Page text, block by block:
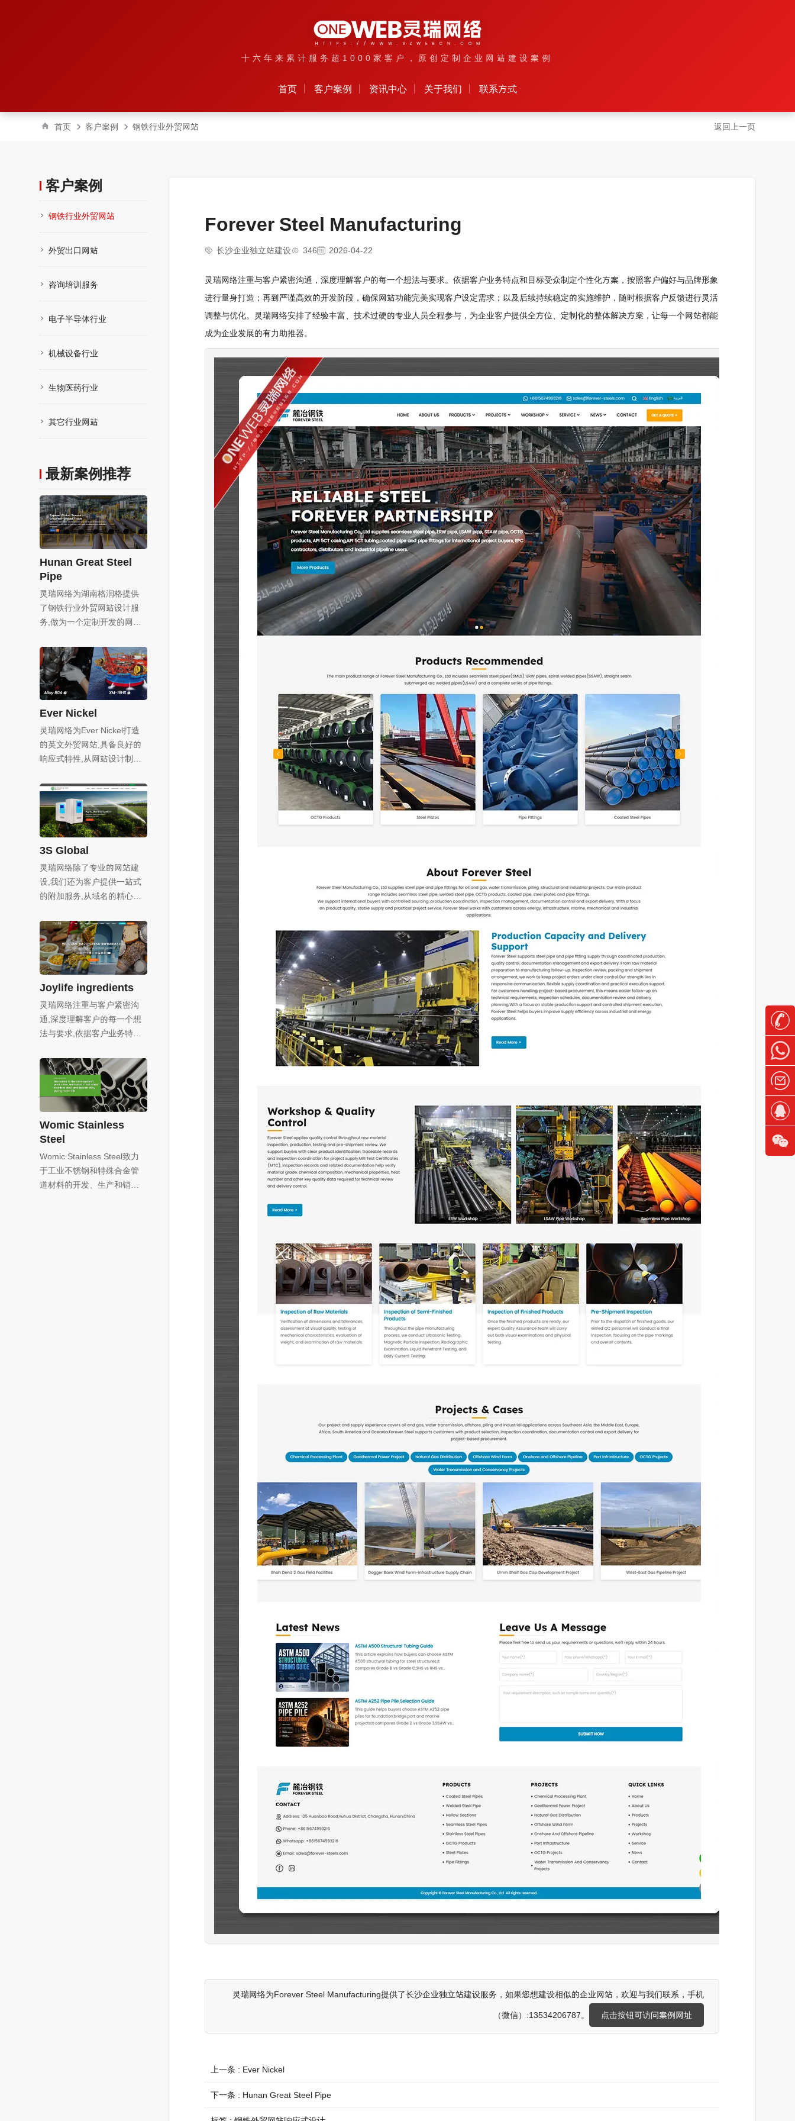
十六年来累计服务超1000家客户，原创定制企业网站建设案例
首页 客户案例 资讯中心 关于我们 联系方式
返回上一页
首页 客户案例 钢铁行业外贸网站
客户案例
钢铁行业外贸网站
外贸出口网站
咨询培训服务
电子半导体行业
机械设备行业
生物医药行业
其它行业网站
最新案例推荐
Hunan Great Steel
Pipe
灵瑞网络为湖南格润格提供
了钢铁行业外贸网站设计服
务,做为一个定制开发的网站,
都充分突出了公司的产品特
点和公司实力,针对此网站产
品的特殊性,产品展示页面也
做了个性化的设计,方便客户
从不同的角度充分了解产品
Ever Nickel
灵瑞网络为Ever Nickel打造
的英文外贸网站,具备良好的
响应式特性,从网站设计制作
业网站管家与客户一对一贴
心服务,更在网站功能上精益
求精,
3S Global
灵瑞网络除了专业的网站建
设,我们还为客户提供一站式
的附加服务,从域名的精心挑
的配置与部署,再到高效内容
分发网络（CDN）的搭建,我
们全程跟进,确保网站的稳定
运行和快速访问,无论客户身
处何地,都能享受到流畅、便
捷的网站服务,有效提升企业
在国际市场的竞争力,
Joylife ingredients
灵瑞网络注重与客户紧密沟
通,深度理解客户的每一个想
法与要求,依据客户业务特点
按照客户偏好与品牌形象进
行量身打造；再到严谨高效
的开发阶段,确保网站功能完
美实现客户设定需求；以及
后续持续稳定的实施维护,随
时根据客户反馈进行灵活调
整与优化,灵瑞网络安排了经
验丰富、技术过硬的专业人
员全程参与,为企业客户提供
全方位、定制化的整体解决
Womic Stainless
Steel
Womic Stainless Steel致力
于工业不锈钢和特殊合金管
道材料的开发、生产和销售,
Forever Steel Manufacturing
长沙企业独立站建设 346 2026-04-22
灵瑞网络注重与客户紧密沟通，深度理解客户的每一个想法与要求。依据客户业务特点和目标受众制定个性化方案，按照客户偏好与品牌形象
进行量身打造；再到严谨高效的开发阶段，确保网站功能完美实现客户设定需求；以及后续持续稳定的实施维护，随时根据客户反馈进行灵活
调整与优化。灵瑞网络安排了经验丰富、技术过硬的专业人员全程参与，为企业客户提供全方位、定制化的整体解决方案，让每一个网站都能
成为企业发展的有力助推器。
灵瑞网络为Forever Steel Manufacturing提供了长沙企业独立站建设服务，如果您想建设相似的企业网站，欢迎与我们联系，手机
（微信）:13534206787。
点击按钮可访问案例网址
上一条 : Ever Nickel
下一条 : Hunan Great Steel Pipe